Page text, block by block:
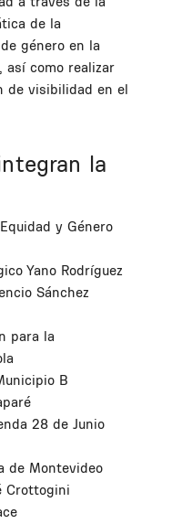
de la
género en la
así como realizar
de visibilidad en el
la
y Género
Yano Rodríguez
Sánchez
para la
B
28 de Junio
de Montevideo
Crottogini